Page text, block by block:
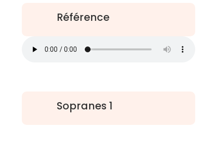
Référence
Sopranes 1